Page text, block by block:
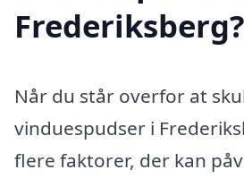
Frederiksberg?
Når du står overfor at
vinduespudser i
flere faktorer, der kan